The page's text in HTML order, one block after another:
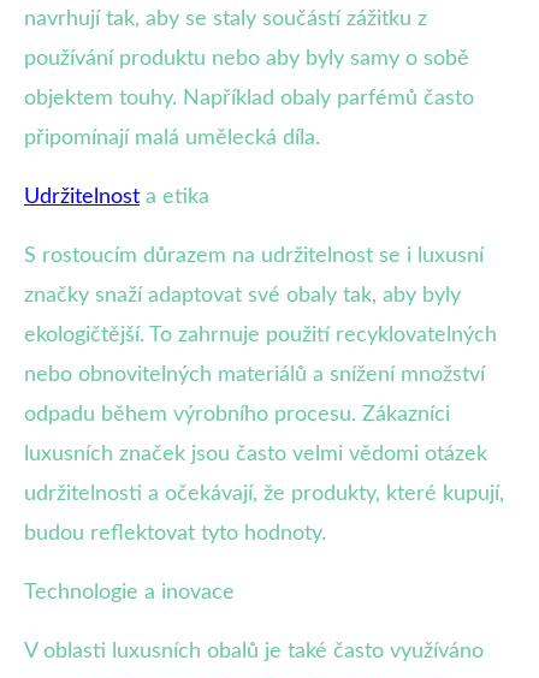
navrhují tak, aby se staly součástí zážitku z
používání produktu nebo aby byly samy o sobě
objektem touhy. Například obaly parfémů často
připomínají malá umělecká díla.
Udržitelnost a etika
S rostoucím důrazem na udržitelnost se i luxusní
značky snaží adaptovat své obaly tak, aby byly
ekologičtější. To zahrnuje použití recyklovatelných
nebo obnovitelných materiálů a snížení množství
odpadu během výrobního procesu. Zákazníci
luxusních značek jsou často velmi vědomi otázek
udržitelnosti a očekávají, že produkty, které kupují,
budou reflektovat tyto hodnoty.
Technologie a inovace
V oblasti luxusních obalů je také často využíváno